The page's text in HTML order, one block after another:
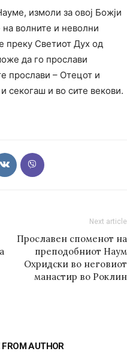
измоли за овој Божји
волните и неволни
преку Светиот Дух од
да го прослави
прослави – Отецот и
секогаш и во сите векови.
Next article
Прославен споменот на
преподобниот Наум
Охридски во неговиот
манастир во Роклин
FROM AUTHOR